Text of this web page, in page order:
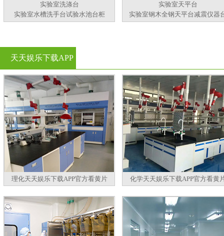
实验室洗涤台
实验室水槽洗手台试验水池台柜
实验室天平台
实验室钢木全钢天平台减震仪器
天天娱乐下载APP
官方看黄片
理化天天娱乐下载APP官方看黄片 化学天天娱乐下载APP官方看黄